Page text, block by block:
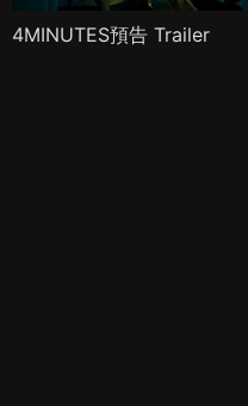
4MINUTES預告 Trailer